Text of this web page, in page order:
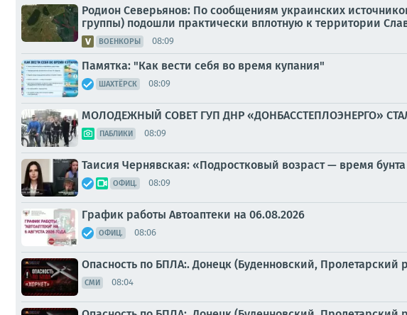
Родион Северьянов: По сообщениям украинских
группы) подошли практически вплотную к территории
ВОЕНКОРЫ 08:09
Памятка: "Как вести себя во время купания"
ШАХТЁРСК 08:09
МОЛОДЕЖНЫЙ СОВЕТ ГУП ДНР «ДОНБАССТЕПЛОЭНЕРГО»
ПАБЛИКИ 08:09
Таисия Чернявская: «Подростковый возраст — время
ОФИЦ. 08:09
График работы Автоаптеки на 06.08.2026
ОФИЦ. 08:06
Опасность по БПЛА:. Донецк (Буденновский, Пролетарский
СМИ 08:04